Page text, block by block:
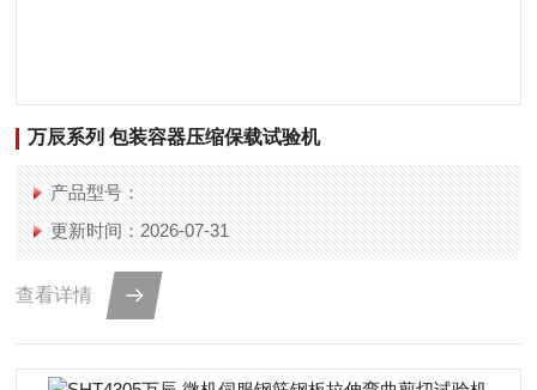
万辰系列 包装容器压缩保载试验机
产品型号：
更新时间：2026-07-31
查看详情